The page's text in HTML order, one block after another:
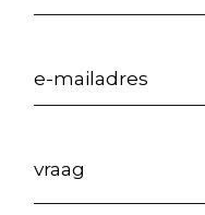
e-mailadres
vraag